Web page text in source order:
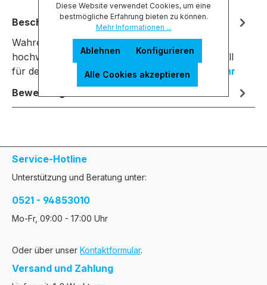
Beschreibung
Wahrer Genuss: Burgundergläser aus
hochwertigem Kristallglas. Dieses Glas ist speziell
für den Genuss von Burgunder-Weinen k…
Mehr
Bewertungen
Service-Hotline
Unterstützung und Beratung unter:
0521 - 94853010
Mo-Fr, 09:00 - 17:00 Uhr
Oder über unser Kontaktformular.
Versand und Zahlung
Diese Website verwendet Cookies, um eine
bestmögliche Erfahrung bieten zu können.
Mehr Informationen ...
Ablehnen Konfigurieren
Alle Cookies akzeptieren